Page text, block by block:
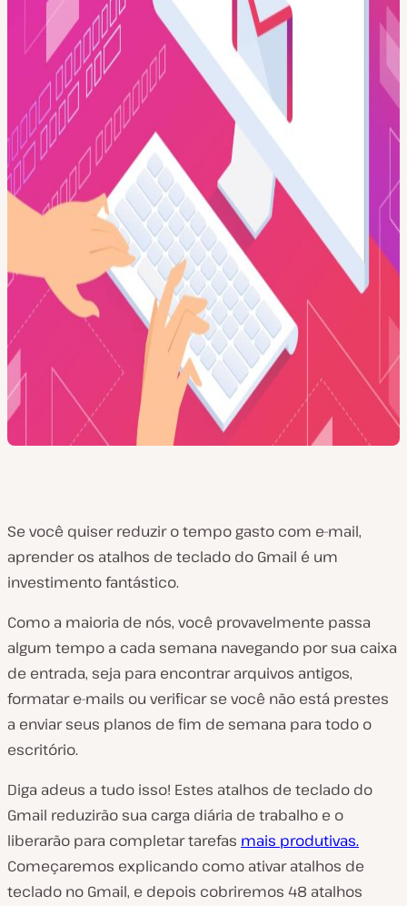
Se você quiser reduzir o tempo gasto com e-mail,
aprender os atalhos de teclado do Gmail é um
investimento fantástico.
Como a maioria de nós, você provavelmente passa
algum tempo a cada semana navegando por sua caixa
de entrada, seja para encontrar arquivos antigos,
formatar e-mails ou verificar se você não está prestes
a enviar seus planos de fim de semana para todo o
escritório.
Diga adeus a tudo isso! Estes atalhos de teclado do
Gmail reduzirão sua carga diária de trabalho e o
liberarão para completar tarefas mais produtivas.
Começaremos explicando como ativar atalhos de
teclado no Gmail, e depois cobriremos 48 atalhos